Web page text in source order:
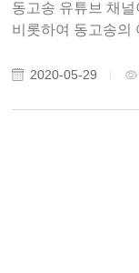
동고송 유튜브 채널이 개설되
비롯하여 동고송의
주시면 업데이트 내
2020-05-29